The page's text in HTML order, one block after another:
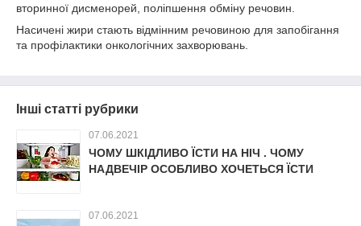
вторинної дисменорей, поліпшення обміну речовин.
Насичені жири стають відмінним речовиною для запобігання
та профілактики онкологічних захворювань.
Інші статті рубрики
07.06.2021
ЧОМУ ШКІДЛИВО ЇСТИ НА НІЧ . ЧОМУ
НАДВЕЧІР ОСОБЛИВО ХОЧЕТЬСЯ ЇСТИ
07.06.2021